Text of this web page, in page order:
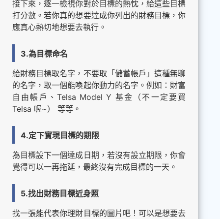
接下來，逐一檢視你對於目標的熱忱，給這些目標
打分數。若你真的想要達成你列出的財務目標，你
應真心熱切地想要去執行。
3.為目標命名
給財務目標取名字，不要取「儲蓄帳戶」這種無聊
的名字，取一個能喚起你動力的名字。例如：財富
自由帳戶、Telsa Model Y 基金（不一定要買
Telsa 喔~） 等等。
4.定下實現目標的期限
為目標設下一個達成日期，若沒有設立期限，你會
覺得可以一再拖延，最終沒有完成目標的一天。
5.找出財務目標近身照
找一張能代表你理財目標的圖片吧！可以是想要去